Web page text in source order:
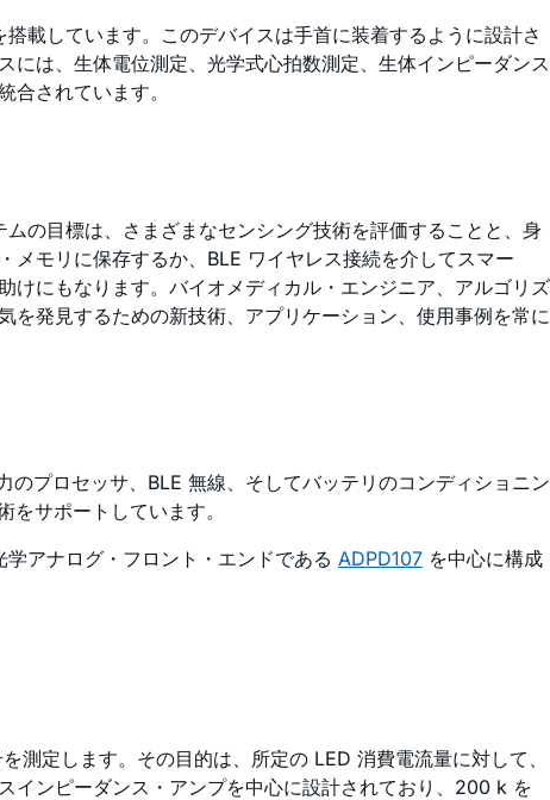
載しています。このデバイスは手首に装着するように設計さ
は、生体電位測定、光学式心拍数測定、生体インピーダンス
されています。
の目標は、さまざまなセンシング技術を評価することと、身
モリに保存するか、BLE ワイヤレス接続を介してスマー
けにもなります。バイオメディカル・エンジニア、アルゴリズ
発見するための新技術、アプリケーション、使用事例を常に
プロセッサ、BLE 無線、そしてバッテリのコンディショニン
サポートしています。
アナログ・フロント・エンドである ADPD107 を中心に構成
定します。その目的は、所定の LED 消費電流量に対して、
インピーダンス・アンプを中心に設計されており、200 k を